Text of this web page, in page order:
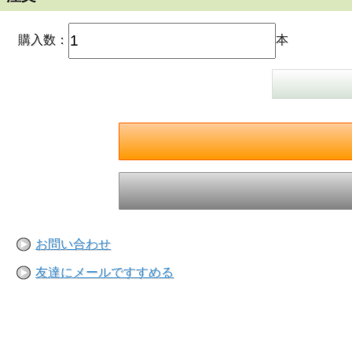
購入数： 本
お問い合わせ
友達にメールですすめる